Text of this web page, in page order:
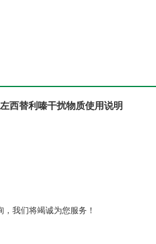
西替利嗪干扰物质使用说明
我们将竭诚为您服务！